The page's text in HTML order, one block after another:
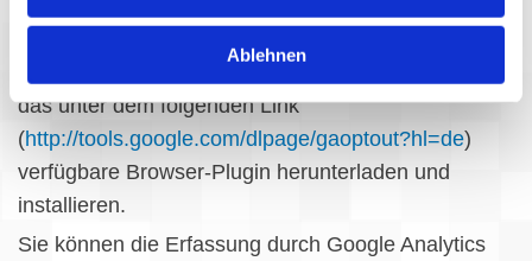
Ablehnen
das unter dem folgenden Link
(http://tools.google.com/dlpage/gaoptout?hl=de)
verfügbare Browser-Plugin herunterladen und
installieren.
Sie können die Erfassung durch Google Analytics